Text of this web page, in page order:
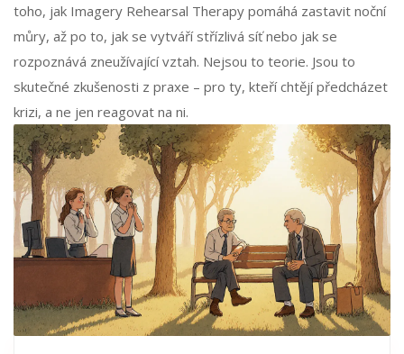
toho, jak Imagery Rehearsal Therapy pomáhá zastavit noční
můry, až po to, jak se vytváří střízlivá síť nebo jak se
rozpoznává zneužívající vztah. Nejsou to teorie. Jsou to
skutečné zkušenosti z praxe – pro ty, kteří chtějí předcházet
krizi, a ne jen reagovat na ni.